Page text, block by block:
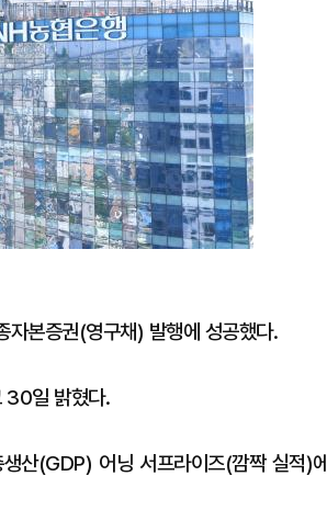
자본증권(영구채) 발행에 성공했다.
30일 밝혔다.
산(GDP) 어닝 서프라이즈(깜짝 실적)에